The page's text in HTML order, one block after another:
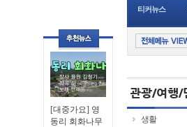
[대중가요] 영
동리 회화나무
티커뉴스
생활